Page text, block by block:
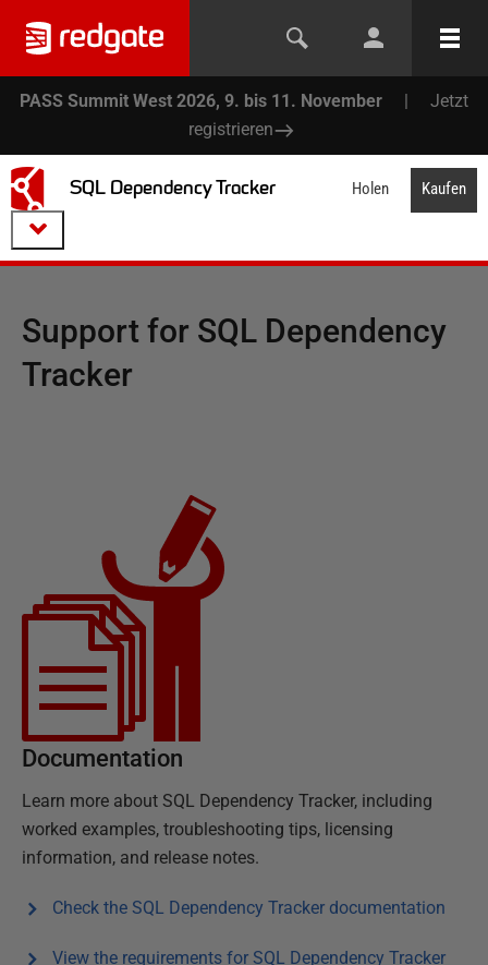
PASS Summit West 2026, 9. bis 11. November |
Jetzt
registrieren
SQL Dependency Tracker Holen Kaufen
Support for SQL Dependency
Tracker
Documentation
Learn more about SQL Dependency Tracker, including
worked examples, troubleshooting tips, licensing
information, and release notes.
Check the SQL Dependency Tracker documentation
View the requirements for SQL Dependency Tracker